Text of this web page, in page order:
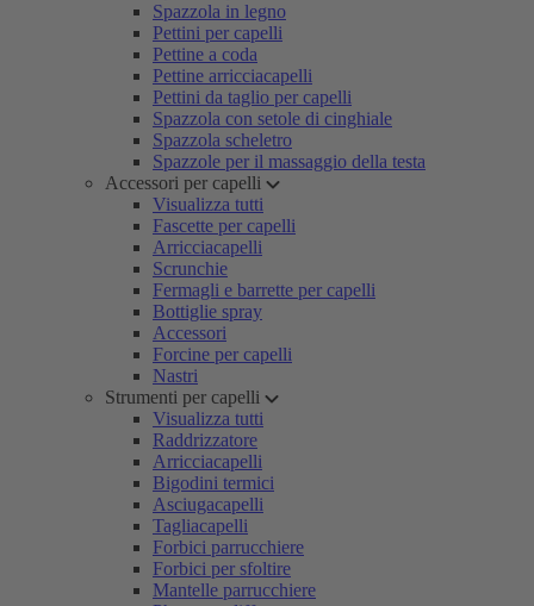
Spazzola in legno
Pettini per capelli
Pettine a coda
Pettine arricciacapelli
Pettini da taglio per capelli
Spazzola con setole di cinghiale
Spazzola scheletro
Spazzole per il massaggio della testa
Accessori per capelli
Visualizza tutti
Fascette per capelli
Arricciacapelli
Scrunchie
Fermagli e barrette per capelli
Bottiglie spray
Accessori
Forcine per capelli
Nastri
Strumenti per capelli
Visualizza tutti
Raddrizzatore
Arricciacapelli
Bigodini termici
Asciugacapelli
Tagliacapelli
Forbici parrucchiere
Forbici per sfoltire
Mantelle parrucchiere